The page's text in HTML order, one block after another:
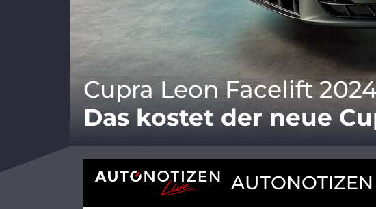
Cupra Leon Facelift
Das kostet der neue